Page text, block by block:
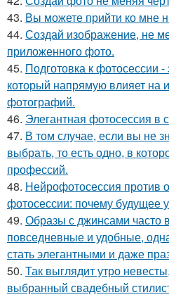
43. Вы можете прийти ко мне
44. Создай изображение, не
приложенного фото.
45. Подготовка к фотосессии
который напрямую влияет на
фотографий.
46. Элегантная фотосессия в
47. В том случае, если вы не
выбрать, то есть одно, в
профессий.
48. Нейрофотосессия против
фотосессии: почему будущее
49. Образы с джинсами часто
повседневные и удобные,
стать элегантными и даже
50. Так выглядит утро
выбранный свадебный